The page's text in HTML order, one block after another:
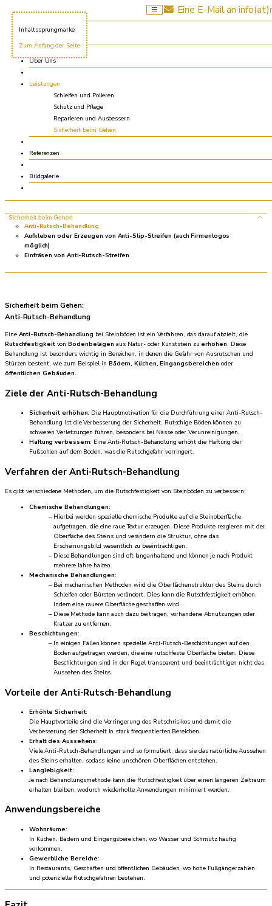
Inhaltssprungmarke
Zum Anfang der Seite
Über Uns
Leistungen
Schleifen und Polieren
Schutz und Pflege
Reparieren und Ausbessern
Sicherheit beim Gehen
Referenzen
Bildgalerie
Eine E-Mail an
LeistungenSo bringen wir Ihre Böden zum Strahlen
Schleifen und Polieren
Steinbodenveredelung
Antikschliff
Satinierschliff
Kristallisieren
Imprägnieren
Versiegeln
Reparieren und Ausbessern
Spachteln
Terrazzoreparatur
Austauschen von defekten Platten
Sicherheit beim Gehen
Anti-Rutsch-Behandlung
Aufkleben oder Erzeugen von Anti-Slip-Streifen (auch Firmenlogos
möglich)
Einfräsen von Anti-Rutsch-Streifen
Sicherheit beim Gehen:
Anti-Rutsch-Behandlung
Eine Anti-Rutsch-Behandlung bei Steinböden ist ein Verfahren, das darauf abzielt, die
RutschfestigkeitvonBodenbelägen aus Natur- oder Kunststein zuerhöhen. Diese
Behandlung ist besonders wichtig in Bereichen, in denen die Gefahr von Ausrutschen und
Stürzen besteht, wie zum Beispiel in Bädern, Küchen, Eingangsbereichen oder
öffentlichen Gebäuden.
Ziele der Anti-Rutsch-Behandlung
Sicherheit erhöhen: Die Hauptmotivation für die Durchführung einer Anti-Rutsch-
Behandlung ist die Verbesserung der Sicherheit. Rutschige Böden können zu
schweren Verletzungen führen, besonders bei Nässe oder Verunreinigungen.
Haftung verbessern: Eine Anti-Rutsch-Behandlung erhöht die Haftung der
Fußsohlen auf dem Boden, was die Rutschgefahr verringert.
Verfahren der Anti-Rutsch-Behandlung
Es gibt verschiedene Methoden, um die Rutschfestigkeit von Steinböden zu verbessern:
Chemische Behandlungen:
Hierbei werden spezielle chemische Produkte auf die Steinoberfläche
aufgetragen, die eine raue Textur erzeugen. Diese Produkte reagieren mit der
Oberfläche des Steins und verändern die Struktur, ohne das
Erscheinungsbild wesentlich zu beeinträchtigen.
Diese Behandlungen sind oft langanhaltend und können je nach Produkt
mehrere Jahre halten.
Mechanische Behandlungen:
Bei mechanischen Methoden wird die Oberflächenstruktur des Steins durch
Schleifen oder Bürsten verändert. Dies kann die Rutschfestigkeit erhöhen,
indem eine rauere Oberfläche geschaffen wird.
Diese Methode kann auch dazu beitragen, vorhandene Abnutzungen oder
Kratzer zu entfernen.
Beschichtungen:
In einigen Fällen können spezielle Anti-Rutsch-Beschichtungen auf den
Boden aufgetragen werden, die eine rutschfeste Oberfläche bieten. Diese
Beschichtungen sind in der Regel transparent und beeinträchtigen nicht das
Aussehen des Steins.
Vorteile der Anti-Rutsch-Behandlung
Erhöhte Sicherheit:
Die Hauptvorteile sind die Verringerung des Rutschrisikos und damit die
Verbesserung der Sicherheit in stark frequentierten Bereichen.
Erhalt des Aussehens:
Viele Anti-Rutsch-Behandlungen sind so formuliert, dass sie das natürliche Aussehen
des Steins erhalten, sodass keine unschönen Oberflächen entstehen.
Langlebigkeit:
Je nach Behandlungsmethode kann die Rutschfestigkeit über einen längeren Zeitraum
erhalten bleiben, wodurch wiederholte Anwendungen minimiert werden.
Anwendungsbereiche
Wohnräume:
In Küchen, Bädern und Eingangsbereichen, wo Wasser und Schmutz häufig
vorkommen.
Gewerbliche Bereiche:
In Restaurants, Geschäften und öffentlichen Gebäuden, wo hohe Fußgängerzahlen
und potenzielle Rutschgefahren bestehen.
Seitensprungmarke